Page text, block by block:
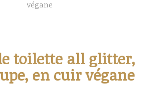
végane
toilette all glitter,
en cuir végane